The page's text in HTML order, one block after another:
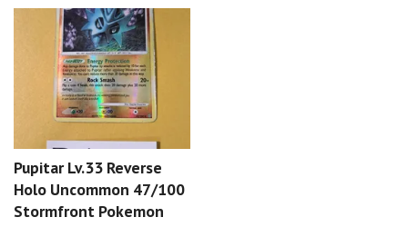
Pupitar Lv.33 Reverse
Holo Uncommon 47/100
Stormfront Pokemon